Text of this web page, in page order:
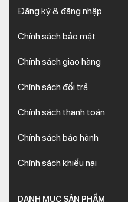
Đăng ký & đăng nhập
Chính sách bảo mật
Chính sách giao hàng
Chính sách đổi trả
Chính sách thanh toán
Chính sách bảo hành
Chính sách khiếu nại
DANH MỤC SẢN PHẨM